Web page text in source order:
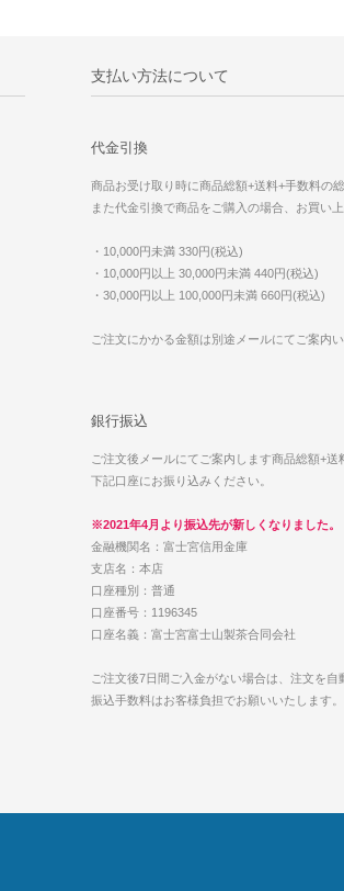
支払い方法について
代金引換
商品お受け取り時に商品総額+送料+手数料の
また代金引換で商品をご購入の場合、お買い
・10,000円未満 330円(税込)
・10,000円以上 30,000円未満 440円(税込)
・30,000円以上 100,000円未満 660円(税込)
ご注文にかかる金額は別途メールにてご案内
銀行振込
ご注文後メールにてご案内します商品総額+送
下記口座にお振り込みください。
※2021年4月より振込先が新しくなりました。
金融機関名：富士宮信用金庫
支店名：本店
口座種別：普通
口座番号：1196345
口座名義：富士宮富士山製茶合同会社
ご注文後7日間ご入金がない場合は、注文を自
振込手数料はお客様負担でお願いいたします。